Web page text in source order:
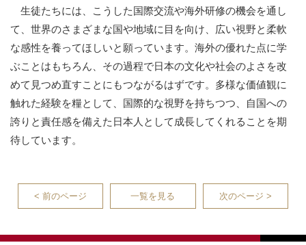
生徒たちには、こうした国際交流や海外研修の機会を通し
て、世界のさまざまな国や地域に目を向け、広い視野と柔軟
な感性を養ってほしいと願っています。海外の優れた点に学
ぶことはもちろん、その過程で日本の文化や社会のよさを改
めて見つめ直すことにもつながるはずです。多様な価値観に
触れた経験を糧として、国際的な視野を持ちつつ、自国への
誇りと責任感を備えた日本人として成長してくれることを期
待しています。
< 前のページ 一覧を見る 次のページ >